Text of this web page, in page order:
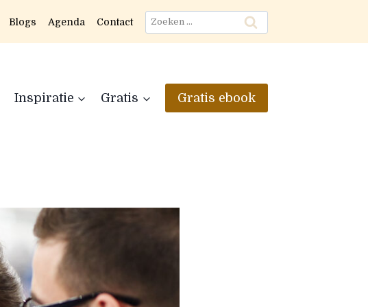
Blogs Agenda Contact
Zoeken
naar:
Inspiratie Gratis Gratis ebook